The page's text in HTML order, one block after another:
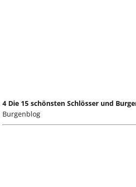
4 Die 15 schönsten Schlösser und
Burgenblog